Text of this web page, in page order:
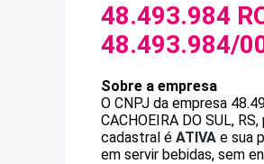
48.493.984
48.493.984/
Sobre a empresa
O CNPJ da empresa
CACHOEIRA DO SUL,
cadastral é ATIVA e sua
em servir bebidas, sem